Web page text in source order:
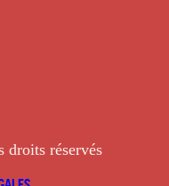
droits réservés